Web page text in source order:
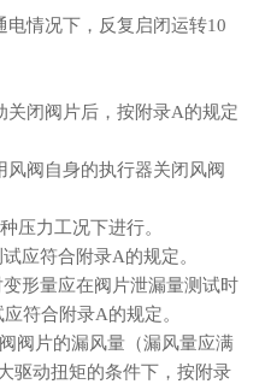
电情况下，反复启闭运转10
关闭阀片后，按附录A的规定
风阀自身的执行器关闭风阀
种压力工况下进行。
应符合附录A的规定。
形量应在阀片泄漏量测试时
符合附录A的规定。
阀片的漏风量（漏风量应满
驱动扭矩的条件下，按附录